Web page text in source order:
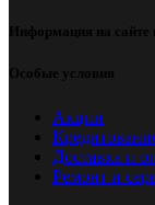
Информация на сайте
Особые условия
Акции
Доставка и
Ремонт и